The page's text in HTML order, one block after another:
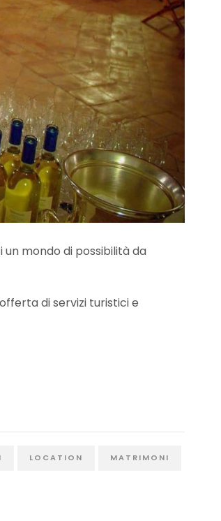
un mondo di possibilità da
di servizi turistici e
LOCATION MATRIMONI